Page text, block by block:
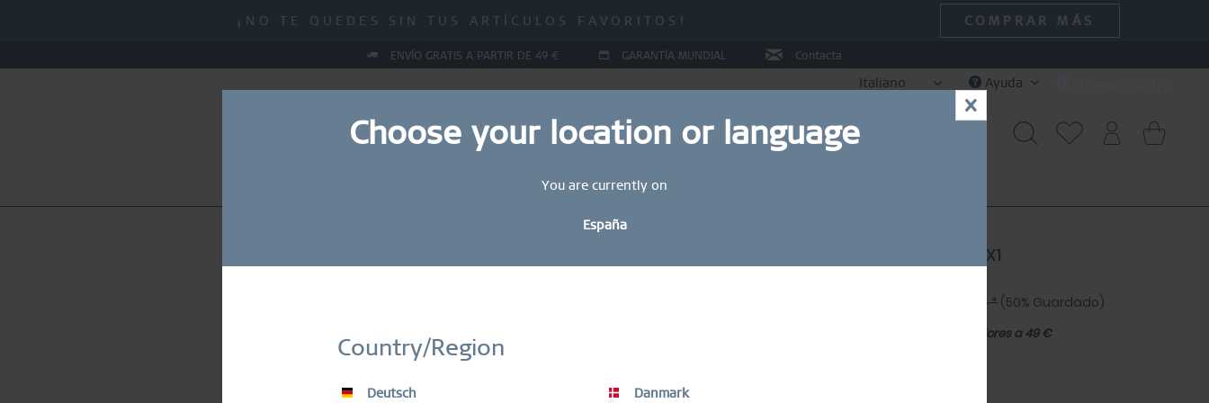
Choose your location or language
You are currently on
España
Country/Region
Deutsch Danmark
¡NO TE QUEDES SIN TUS ARTÍCULOS FAVORITOS!
COMPRAR MÁS
ENVÍO GRATIS A PARTIR DE 49 € GARANTÍA MUNDIAL Contacta
Italiano Ayuda
RING CONFIGURATOR
Sale | oro pulido | 593-26-X1
40,00 € * (50% Guardado)
Envío gratuito en pedidos superiores a 49 €